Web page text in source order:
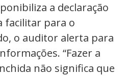
a declaração
facilitar para o
o auditor alerta para
“Fazer a
não significa que